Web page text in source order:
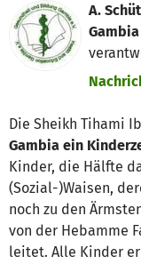
A.
Gambia
Die Sheikh Tihami
Gambia ein
Kinder, die Hälfte
(Sozial-)Waisen,
noch zu den
von der Hebamme
leitet. Alle Kinder